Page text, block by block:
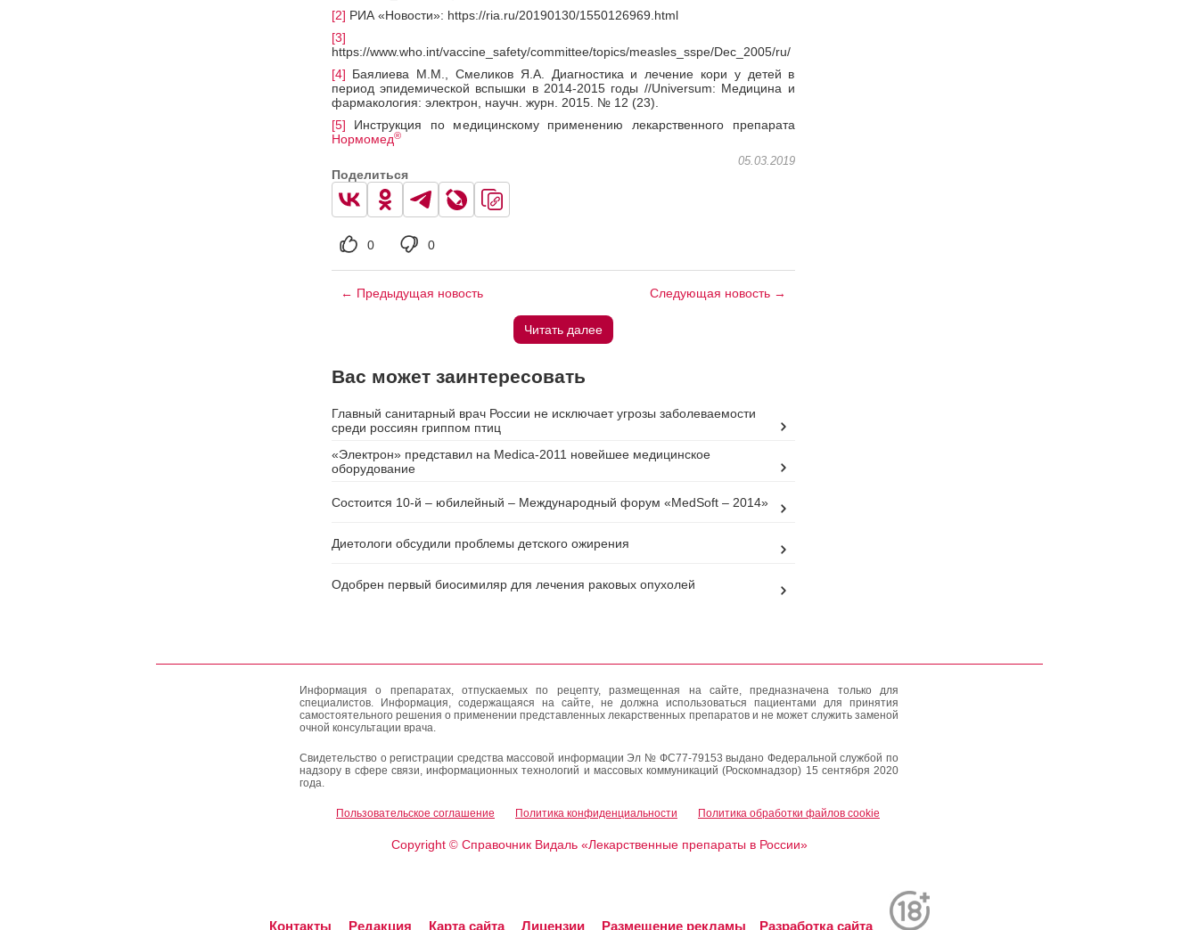
[2] РИА «Новости»: https://ria.ru/20190130/1550126969.html
[3]
https://www.who.int/vaccine_safety/committee/topics/measles_sspe/Dec_2005/ru/
[4] Баялиева М.М., Смеликов Я.А. Диагностика и лечение кори у детей в
период эпидемической вспышки в 2014-2015 годы //Universum: Медицина и
фармакология: электрон, научн. журн. 2015. № 12 (23).
[5] Инструкция по медицинскому применению лекарственного препарата
Нормомед®
05.03.2019
Поделиться
0 0
← Предыдущая новость Следующая новость →
Читать далее
Вас может заинтересовать
Главный санитарный врач России не исключает угрозы заболеваемости
среди россиян гриппом птиц
«Электрон» представил на Medica-2011 новейшее медицинское
оборудование
Состоится 10-й – юбилейный – Международный форум «MedSoft – 2014»
Диетологи обсудили проблемы детского ожирения
Одобрен первый биосимиляр для лечения раковых опухолей
Информация о препаратах, отпускаемых по рецепту, размещенная на сайте, предназначена только для
специалистов. Информация, содержащаяся на сайте, не должна использоваться пациентами для принятия
самостоятельного решения о применении представленных лекарственных препаратов и не может служить заменой
очной консультации врача.
Свидетельство о регистрации средства массовой информации Эл № ФС77-79153 выдано Федеральной службой по
надзору в сфере связи, информационных технологий и массовых коммуникаций (Роскомнадзор) 15 сентября 2020
года.
Пользовательское соглашение Политика конфиденциальности Политика обработки файлов cookie
Copyright ©Справочник Видаль «Лекарственные препараты в России»
Контакты Редакция Карта сайта Лицензии Размещение рекламы Разработка сайта